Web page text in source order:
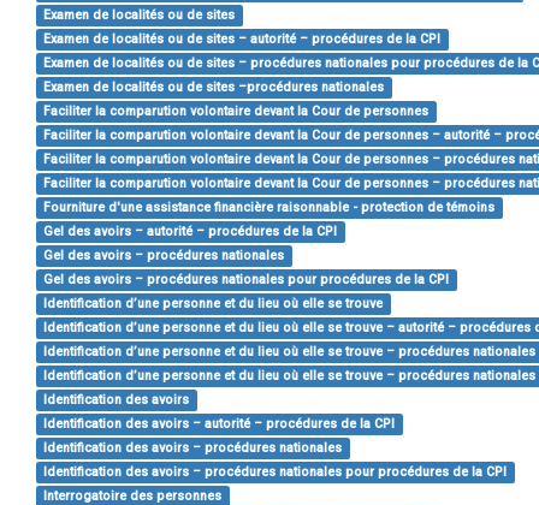
Examen de localités ou de sites
Examen de localités ou de sites – autorité – procédures de la CPI
Examen de localités ou de sites – procédures nationales pour procédures de la
Examen de localités ou de sites –procédures nationales
Faciliter la comparution volontaire devant la Cour de personnes
Faciliter la comparution volontaire devant la Cour de personnes – autorité –
Faciliter la comparution volontaire devant la Cour de personnes – procédures
Faciliter la comparution volontaire devant la Cour de personnes – procédures
Fourniture d'une assistance financière raisonnable - protection de témoins
Gel des avoirs – autorité – procédures de la CPI
Gel des avoirs – procédures nationales
Gel des avoirs – procédures nationales pour procédures de la CPI
Identification d’une personne et du lieu où elle se trouve
Identification d’une personne et du lieu où elle se trouve – autorité – procédures
Identification d’une personne et du lieu où elle se trouve – procédures nationales
Identification d’une personne et du lieu où elle se trouve – procédures
Identification des avoirs
Identification des avoirs – autorité – procédures de la CPI
Identification des avoirs – procédures nationales
Identification des avoirs – procédures nationales pour procédures de la CPI
Interrogatoire des personnes